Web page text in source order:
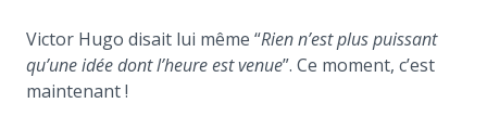
Victor Hugo disait lui même “Rien n’est plus puissant
qu’une idée dont l’heure est venue”. Ce moment, c’est
maintenant !